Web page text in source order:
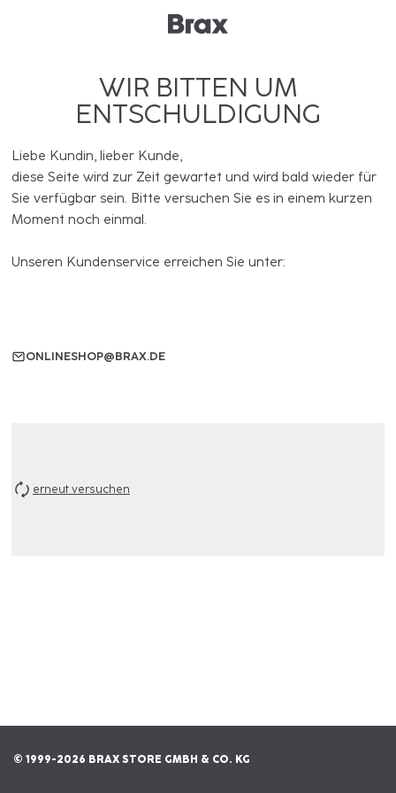
WIR BITTEN UM
ENTSCHULDIGUNG
Liebe Kundin, lieber Kunde,
diese Seite wird zur Zeit gewartet und wird bald wieder für
Sie verfügbar sein. Bitte versuchen Sie es in einem kurzen
Moment noch einmal.
Unseren Kundenservice erreichen Sie unter:
ONLINESHOP@BRAX.DE
erneut versuchen
© 1999-2026 BRAX STORE GMBH & CO. KG